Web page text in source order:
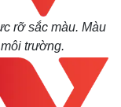
rỡ sắc màu. Màu
trường.